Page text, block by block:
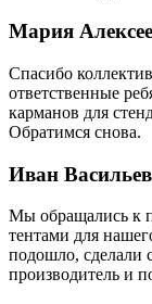
Мария
Спасибо
ответственные
карманов для
Обратимся снова.
Иван
Мы обращались к
тентами для
подошло, сделали
производитель и